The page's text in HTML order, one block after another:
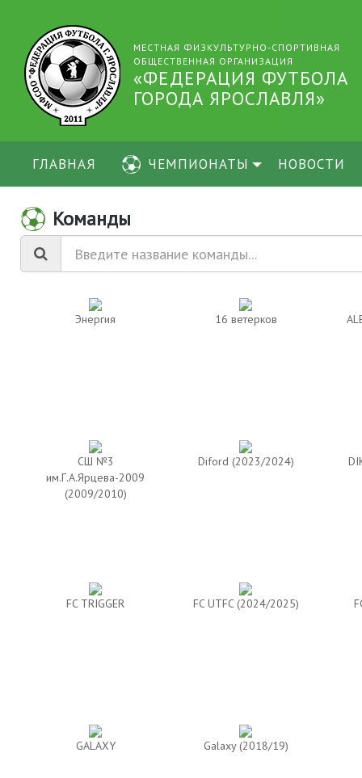
МЕСТНАЯ ФИЗКУЛЬТУРНО-СПОРТИВНАЯ
ОБЩЕСТВЕННАЯ ОРГАНИЗАЦИЯ
«ФЕДЕРАЦИЯ ФУТБОЛА
ГОРОДА ЯРОСЛАВЛЯ»
ГЛАВНАЯ ЧЕМПИОНАТЫ НОВОСТИ
Команды
Энергия 16 ветерков
CШ №3
им.Г.А.Ярцева-2009
(2009/2010)
Diford (2023/2024)
FC TRIGGER FC UTFC (2024/2025)
GALAXY Galaxy (2018/19)